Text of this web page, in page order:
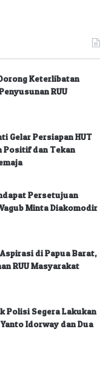
Keterlibatan
RUU
Gelar Persiapan HUT
Positif dan Tekan
Persetujuan
Minta Diakomodir
Aspirasi di Papua Barat,
RUU Masyarakat
Polisi Segera Lakukan
Idorway dan Dua